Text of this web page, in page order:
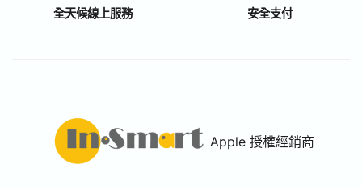
全天候線上服務 安全支付
Apple 授權經銷商